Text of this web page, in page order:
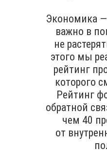
Экономика
важно в
не
этого мы
рейтинг
которого
Рейтинг
обратной
чем 40
от